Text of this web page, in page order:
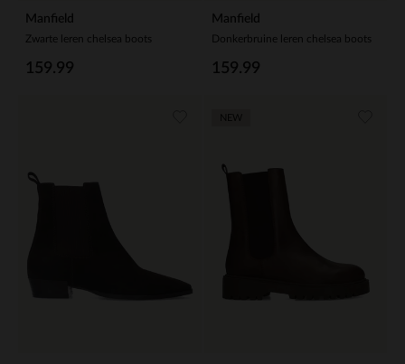
Manfield
Zwarte leren chelsea boots
159.99
Manfield
Donkerbruine leren chelsea boots
159.99